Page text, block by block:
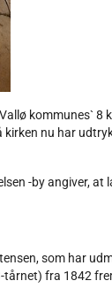
kommunes`
nu har
-by angiver,
som har
fra 1842